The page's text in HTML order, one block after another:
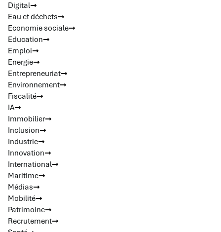
Digital
Eau et déchets
Economie sociale
Education
Emploi
Energie
Entrepreneuriat
Environnement
Fiscalité
IA
Immobilier
Inclusion
Industrie
Innovation
International
Maritime
Médias
Mobilité
Patrimoine
Recrutement